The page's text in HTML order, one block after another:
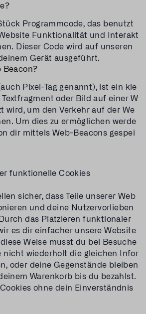
Programmcode, das benutzt
Funktionalität und Interakt
Dieser Code wird auf unseren
Gerät ausgeführt.
Beacon?
Pixel-Tag genannt), ist ein kle
oder Bild auf einer W
wird, um den Verkehr auf der We
Um dies zu ermöglichen werde
dir mittels Web-Beacons gespei
funktionelle Cookies
sicher, dass Teile unserer Web
und deine Nutzervorlieben
das Platzieren funktionaler
es dir einfacher unsere Website
Weise musst du bei Besuche
nicht wiederholt die gleichen Infor
oder deine Gegenstände bleiben
Warenkorb bis du bezahlst.
ohne dein Einverständnis